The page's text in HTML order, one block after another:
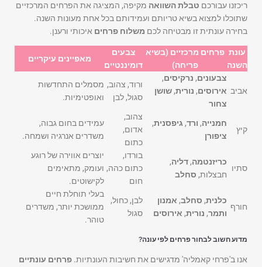
ריכזנו עבורכם טבלת השוואה מקיפה, המציגה את הפרחים המרכזיים
שתוכלו למצוא בשיא טריותם ועמידותם בכל אחת מעונות השנה.
בחירה עונתית זו מבטיחה לכם משלוח פרחים איכותי ורענן.
עונת
השנה
פרחים מרכזיים (בשיא
פריחה)
צבעים
דומיננטיים
מאפיינים עיקריים
אביב
צבעונים, נרקיסים,
אירוסים, נורית, שושן
צחור
ורוד, צהוב,
סגול, לבן
מסמלים התחדשות
ואופטימיות.
קיץ
חמנייה, ורד, גיפסנית,
ציפורן
צהוב,
אדום,
כתום
עמידים בחום גבוה,
משדרים אנרגיה ושמחה.
סתיו
כריזנטמה, דליה,
חבצלות, סחלב
בורדו,
כתום כהה,
חום
יוצרים אווירה של רוגע
ועומק, מתאימים
לקישוטים.
חורף
כלנית, סחלב, אמנון
ותמר, נורית, אירוסים
לבן, כחול,
סגול
בעלי תוחלת חיים
ממושכת יותר, משדרים
טוהר.
מדוע חשוב לבחור פרחים לפי עונה?
אנו ב'פרחי קאמליה' מדגישים את חשיבות העונתיות. פרחים עונתיים